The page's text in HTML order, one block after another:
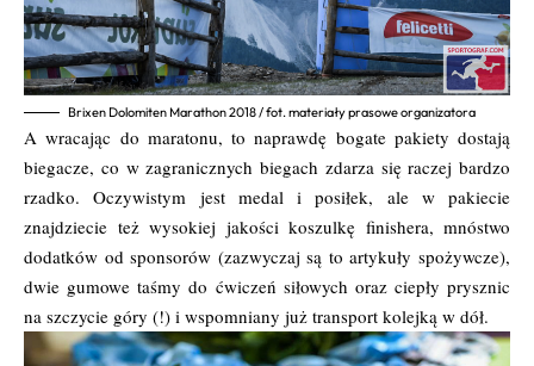
Brixen Dolomiten Marathon 2018 / fot. materiały prasowe organizatora
A wracając do maratonu, to naprawdę bogate pakiety dostają
biegacze, co w zagranicznych biegach zdarza się raczej bardzo
rzadko. Oczywistym jest medal i posiłek, ale w pakiecie
znajdziecie też wysokiej jakości koszulkę finishera, mnóstwo
dodatków od sponsorów (zazwyczaj są to artykuły spożywcze),
dwie gumowe taśmy do ćwiczeń siłowych oraz ciepły prysznic
na szczycie góry (!) i wspomniany już transport kolejką w dół.